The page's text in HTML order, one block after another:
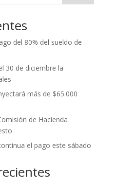
del 80% del sueldo de
30 de diciembre la
más de $65.000
de Hacienda
el pago este sábado